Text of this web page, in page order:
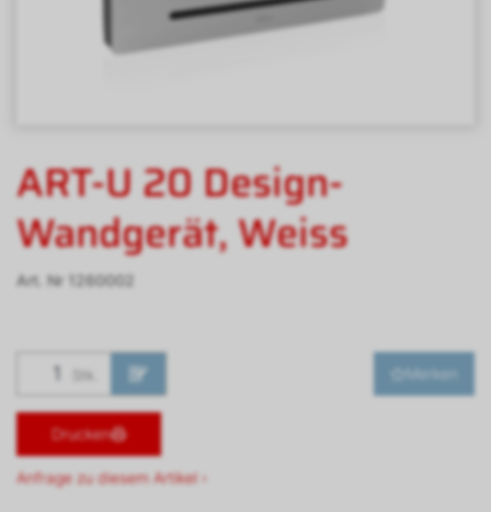
ART-U 20 Design-
Wandgerät, Weiss
Art. Nr 1260002
Stk. Merken
Drucken
Anfrage zu diesem Artikel ›